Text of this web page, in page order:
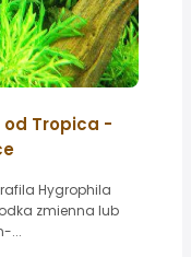
Tropica -
Hygrophila
zmienna lub
...